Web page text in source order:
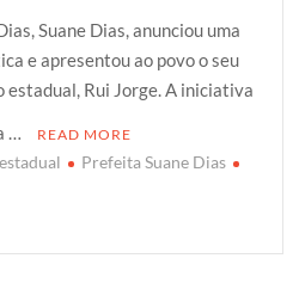
a
r
e
Suane Dias, anunciou uma
e apresentou ao povo o seu
estadual, Rui Jorge. A iniciativa
…
READ MORE
Prefeita Suane Dias